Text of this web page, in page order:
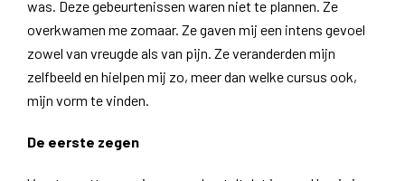
was. Deze gebeurtenissen waren niet te plannen. Ze
overkwamen me zomaar. Ze gaven mij een intens gevoel
zowel van vreugde als van pijn. Ze veranderden mijn
zelfbeeld en hielpen mij zo, meer dan welke cursus ook,
mijn vorm te vinden.
De eerste zegen